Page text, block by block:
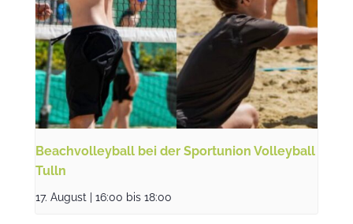
Beachvolleyball bei der Sportunion Volleyball
Tulln
17. August | 16:00 bis 18:00